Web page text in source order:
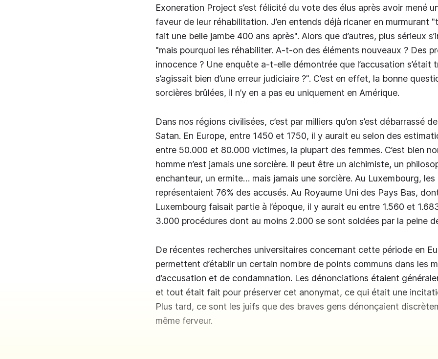
Exoneration Project s’est félicité du vote des élus après avoir mené
faveur de leur réhabilitation. J’en entends déjà ricaner en murmurant
fait une belle jambe 400 ans après". Alors que d’autres, plus sérieux
"mais pourquoi les réhabiliter. A-t-on des éléments nouveaux ? Des
innocence ? Une enquête a-t-elle démontrée que l’accusation s’était
s’agissait bien d’une erreur judiciaire ?". C’est en effet, la bonne
sorcières brûlées, il n’y en a pas eu uniquement en Amérique.
Dans nos régions civilisées, c’est par milliers qu’on s’est débarrassé
Satan. En Europe, entre 1450 et 1750, il y aurait eu selon des
entre 50.000 et 80.000 victimes, la plupart des femmes. C’est bien
homme n’est jamais une sorcière. Il peut être un alchimiste, un
enchanteur, un ermite… mais jamais une sorcière. Au Luxembourg, les
représentaient 76% des accusés. Au Royaume Uni des Pays Bas,
Luxembourg faisait partie à l’époque, il y aurait eu entre 1.560 et
3.000 procédures dont au moins 2.000 se sont soldées par la peine
De récentes recherches universitaires concernant cette période en
permettent d’établir un certain nombre de points communs dans les
d’accusation et de condamnation. Les dénonciations étaient
et tout était fait pour préserver cet anonymat, ce qui était une
Plus tard, ce sont les juifs que des braves gens dénonçaient
même ferveur.